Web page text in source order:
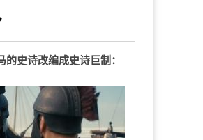
的史诗改编成史诗巨制：